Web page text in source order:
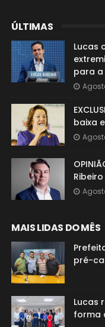
ÚLTIMAS
Lucas
para a
baixa
MAIS LIDAS DO MÊS
pré-
Lucas
forma